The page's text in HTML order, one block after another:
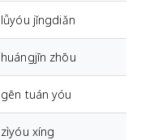
lǚyóu jǐngdiǎn
huángjīn zhōu
gēn tuán yóu
zìyóu xíng